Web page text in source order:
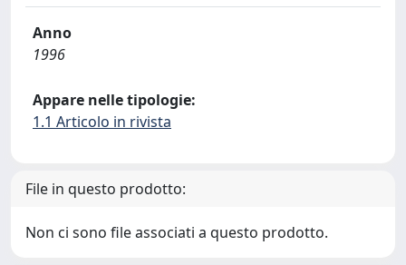
Anno
1996
Appare nelle tipologie:
1.1 Articolo in rivista
File in questo prodotto:
Non ci sono file associati a questo prodotto.